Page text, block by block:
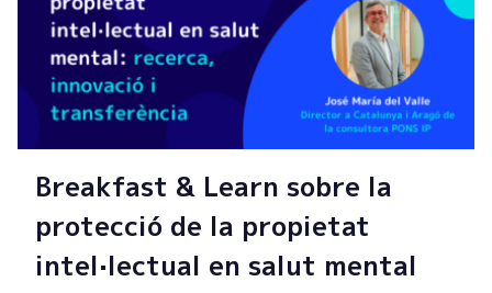
Breakfast & Learn sobre la
protecció de la propietat
intel·lectual en salut mental